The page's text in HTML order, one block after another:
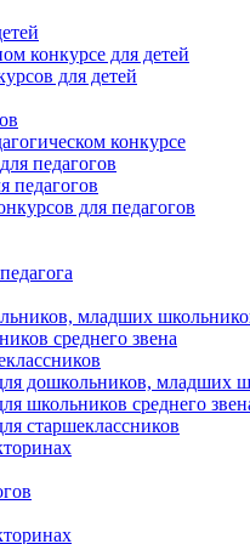
конкурсе для детей
для детей
конкурсе
педагогов
педагогов
для педагогов
младших
среднего звена
дошкольников, младших
школьников среднего
старшеклассников